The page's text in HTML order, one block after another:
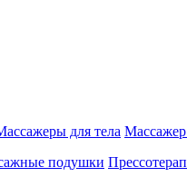
для тела
подушки